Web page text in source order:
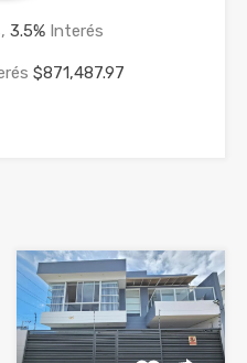
3.5% Interés
$871,487.97